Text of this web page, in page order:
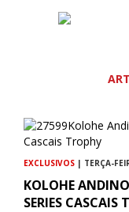
EXCLUSIVOS | TERÇA-
KOLOHE
SERIES CASCAIS